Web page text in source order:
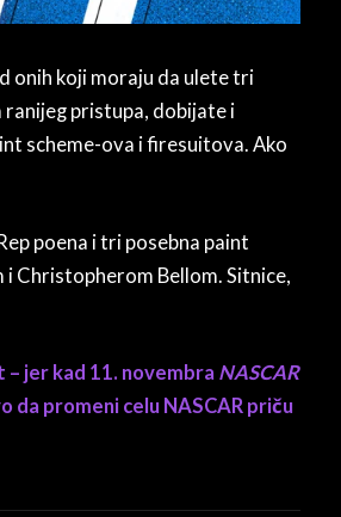
onih koji moraju da ulete tri
ranijeg pristupa, dobijate i
scheme-ova i firesuitova. Ako
poena i tri posebna paint
i Christopherom Bellom. Sitnice,
jer kad 11. novembra NASCAR
da promeni celu NASCAR priču